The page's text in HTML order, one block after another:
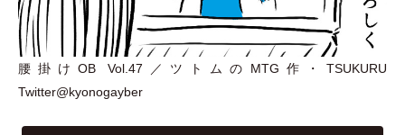
腰掛けOB Vol.47／ツトムのMTG作 ・TSUKURU
Twitter@kyonogayber